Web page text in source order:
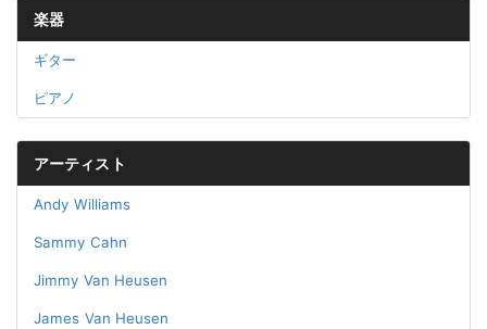
楽器
ギター
ピアノ
アーティスト
Andy Williams
Sammy Cahn
Jimmy Van Heusen
James Van Heusen